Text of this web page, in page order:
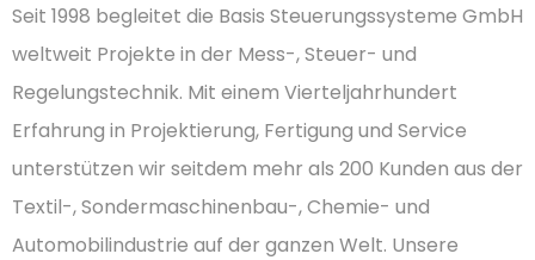
Seit 1998 begleitet die Basis Steuerungssysteme GmbH
weltweit Projekte in der Mess-, Steuer- und
Regelungstechnik. Mit einem Vierteljahrhundert
Erfahrung in Projektierung, Fertigung und Service
unterstützen wir seitdem mehr als 200 Kunden aus der
Textil-, Sondermaschinenbau-, Chemie- und
Automobilindustrie auf der ganzen Welt. Unsere